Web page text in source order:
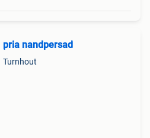
pria nandpersad
Turnhout